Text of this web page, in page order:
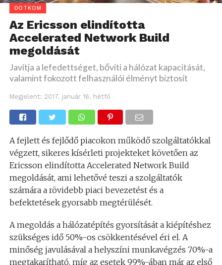
DOTKOM
Az Ericsson elindította
Accelerated Network Build
megoldását
Javítja a lefedettséget, bővíti a hálózat kapacitását,
valamint fokozott felhasználói élményt biztosít
Megjelent: 2017. január 16. hétfő
A fejlett és fejlődő piacokon működő szolgáltatókkal
végzett, sikeres kísérleti projekteket követően az
Ericsson elindította Accelerated Network Build
megoldását, ami lehetővé teszi a szolgáltatók
számára a rövidebb piaci bevezetést és a
befektetések gyorsabb megtérülését.
A megoldás a hálózatépítés gyorsítását a kiépítéshez
szükséges idő 50%-os csökkentésével éri el. A
minőség javulásával a helyszíni munkavégzés 70%-a
megtakarítható, míg az esetek 99%-ában már az első